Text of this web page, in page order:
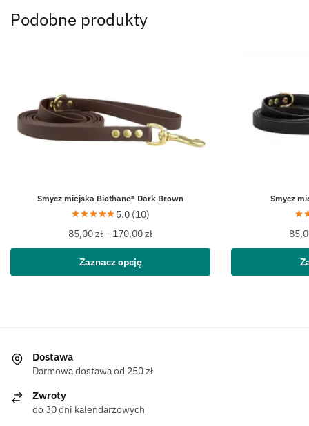
Podobne produkty
Smycz miejska Biothane® Dark Brown
5.0 (10)
85,00zł– 170,00zł
Zaznacz opcję
Smycz
Dostawa
Darmowa dostawa od 250 zł
Zwroty
do 30 dni kalendarzowych